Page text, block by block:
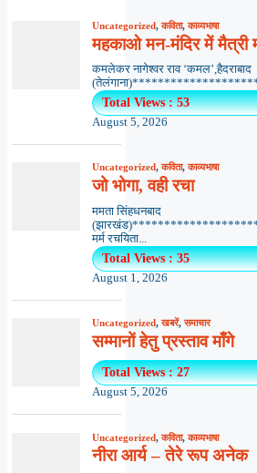
Uncategorized,कविता,काव्यभाषा
महकाओ मन-मंदिर में मैत्री
कमलेकर नागेश्वर राव ‘कमल’,हैदराबाद
Total Views : 53
August 5, 2026
Uncategorized,कविता,काव्यभाषा
जो भोगा, वही रचा
ममता सिंहधनबाद
मर्म रचयिता...
Total Views : 35
August 1, 2026
Uncategorized,खबरें,समाचार
सम्मानों हेतु प्रस्ताव माँगे
Total Views : 27
August 5, 2026
Uncategorized,कविता,काव्यभाषा
नीरा आर्य – तेरे रूप अनेक